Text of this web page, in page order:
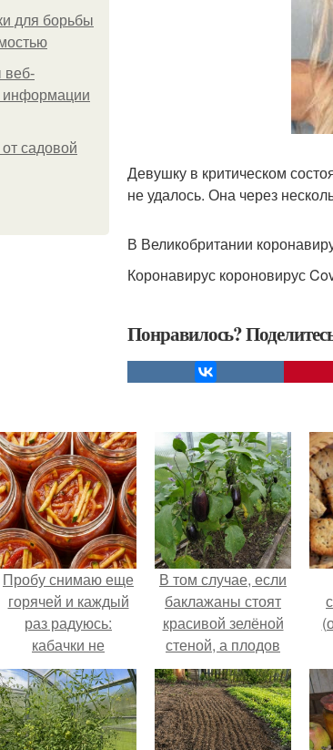
для борьбы
веб-
информации
садовой
Девушку в критическом
не удалось. Она через
В Великобритании
Коронавирус короновирус
Понравилось?
Пробу снимаю еще
горячей и каждый
раз радуюсь:
кабачки не
развариваются, а
соус получается
густым и
пикантным.
В том случае, если
баклажаны стоят
красивой зелёной
стеной, а плодов
почти не видно -
радоваться тут
нечему.